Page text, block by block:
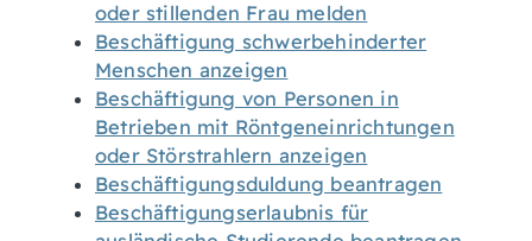
oder stillenden Frau melden
Beschäftigung schwerbehinderter
Menschen anzeigen
Beschäftigung von Personen in
Betrieben mit Röntgeneinrichtungen
oder Störstrahlern anzeigen
Beschäftigungsduldung beantragen
Beschäftigungserlaubnis für